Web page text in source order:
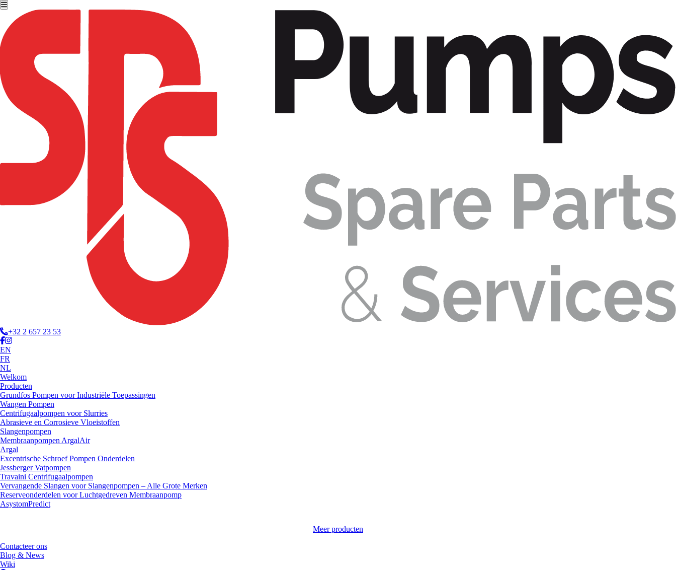
+32 2 657 23 53
EN
FR
NL
Welkom
Producten
Grundfos Pompen voor Industriële Toepassingen
Wangen Pompen
Centrifugaalpompen voor Slurries
Abrasieve en Corrosieve Vloeistoffen
Slangenpompen
Membraanpompen ArgalAir
Argal
Excentrische Schroef Pompen Onderdelen
Jessberger Vatpompen
Travaini Centrifugaalpompen
Vervangende Slangen voor Slangenpompen – Alle Grote Merken
Reserveonderdelen voor Luchtgedreven Membraanpomp
AsystomPredict
Meer producten
Contacteer ons
Blog & News
Wiki